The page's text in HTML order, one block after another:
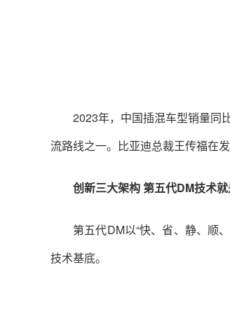
2023年，中国插混车型销量同
流路线之一。比亚迪总裁王传福在
创新三大架构 第五代DM技术
第五代DM以“快、省、静、顺
技术基底。